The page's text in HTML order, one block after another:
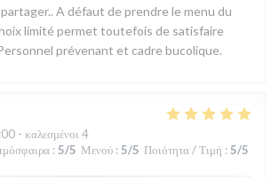
A défaut de prendre le menu du
limité permet toutefois de satisfaire
prévenant et cadre bucolique.
- καλεσμένοι 4
: 5/5 Μενού : 5/5 Ποιότητα / Τιμή : 5/5